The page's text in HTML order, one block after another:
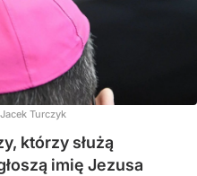
Jacek Turczyk
którzy służą
imię Jezusa